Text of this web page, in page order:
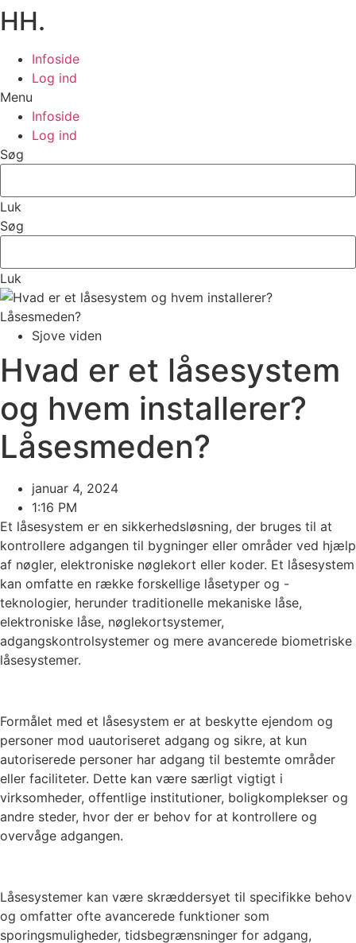
HH.
Infoside
Log ind
Menu
Infoside
Log ind
Søg
Luk
Søg
Luk
Sjove viden
Hvad er et låsesystem
og hvem installerer?
Låsesmeden?
januar 4, 2024
1:16 PM
Et låsesystem er en sikkerhedsløsning, der bruges til at
kontrollere adgangen til bygninger eller områder ved hjælp
af nøgler, elektroniske nøglekort eller koder. Et låsesystem
kan omfatte en række forskellige låsetyper og -
teknologier, herunder traditionelle mekaniske låse,
elektroniske låse, nøglekortsystemer,
adgangskontrolsystemer og mere avancerede biometriske
låsesystemer.
Formålet med et låsesystem er at beskytte ejendom og
personer mod uautoriseret adgang og sikre, at kun
autoriserede personer har adgang til bestemte områder
eller faciliteter. Dette kan være særligt vigtigt i
virksomheder, offentlige institutioner, boligkomplekser og
andre steder, hvor der er behov for at kontrollere og
overvåge adgangen.
Låsesystemer kan være skræddersyet til specifikke behov
og omfatter ofte avancerede funktioner som
sporingsmuligheder, tidsbegrænsninger for adgang,